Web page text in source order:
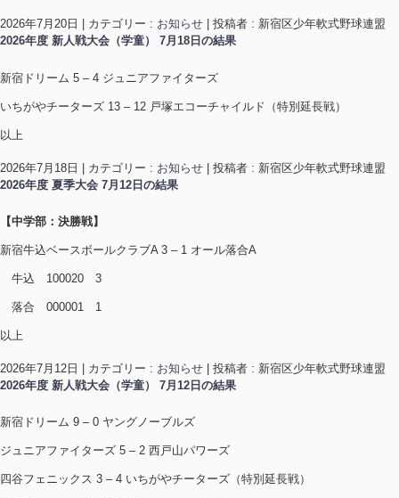
2026年7月20日 カテゴリー : お知らせ
投稿者 : 新宿区少年軟式野球連盟
2026年度 新人戦大会（学童） 7月18日の結果
新宿ドリーム 5 – 4 ジュニアファイターズ
いちがやチーターズ 13 – 12 戸塚エコーチャイルド（特別延長戦）
以上
2026年7月18日 | カテゴリー : お知らせ | 投稿者 : 新宿区少年軟式野球連盟
2026年度 夏季大会 7月12日の結果
【中学部：決勝戦】
新宿牛込ベースボールクラブA 3 – 1 オール落合A
牛込 100020 3
落合 000001 1
以上
2026年7月12日 カテゴリー : お知らせ
投稿者 : 新宿区少年軟式野球連盟
2026年度 新人戦大会（学童） 7月12日の結果
新宿ドリーム 9 – 0 ヤングノーブルズ
ジュニアファイターズ 5 – 2 西戸山パワーズ
四谷フェニックス 3 – 4 いちがやチーターズ（特別延長戦）